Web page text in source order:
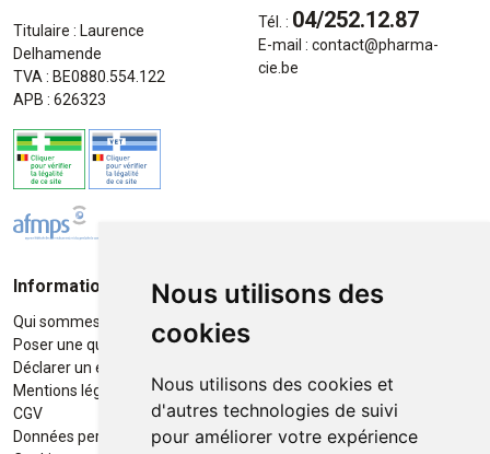
Nous utilisons des
cookies
Nous utilisons des cookies et
d'autres technologies de suivi
pour améliorer votre expérience
Titulaire : Laurence
Delhamende
TVA : BE0880.554.122
APB : 626323
Tél. : 04/252.12.87
E-mail : contact@pharma-
cie.be
Informations
Qui sommes-nous ?
Poser une question
Déclarer un effet indésirable
Mentions légales
CGV
Données personnelles
Moyens de paiement
Retrait / Livraison